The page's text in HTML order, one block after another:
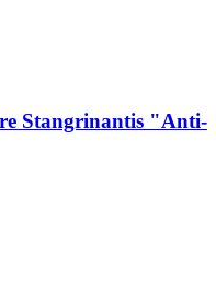
Stangrinantis "Anti-